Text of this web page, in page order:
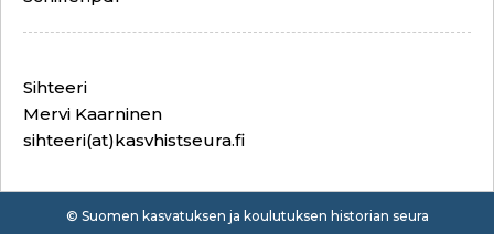
Sihteeri
Mervi Kaarninen
sihteeri(at)kasvhistseura.fi
© Suomen kasvatuksen ja koulutuksen historian seura